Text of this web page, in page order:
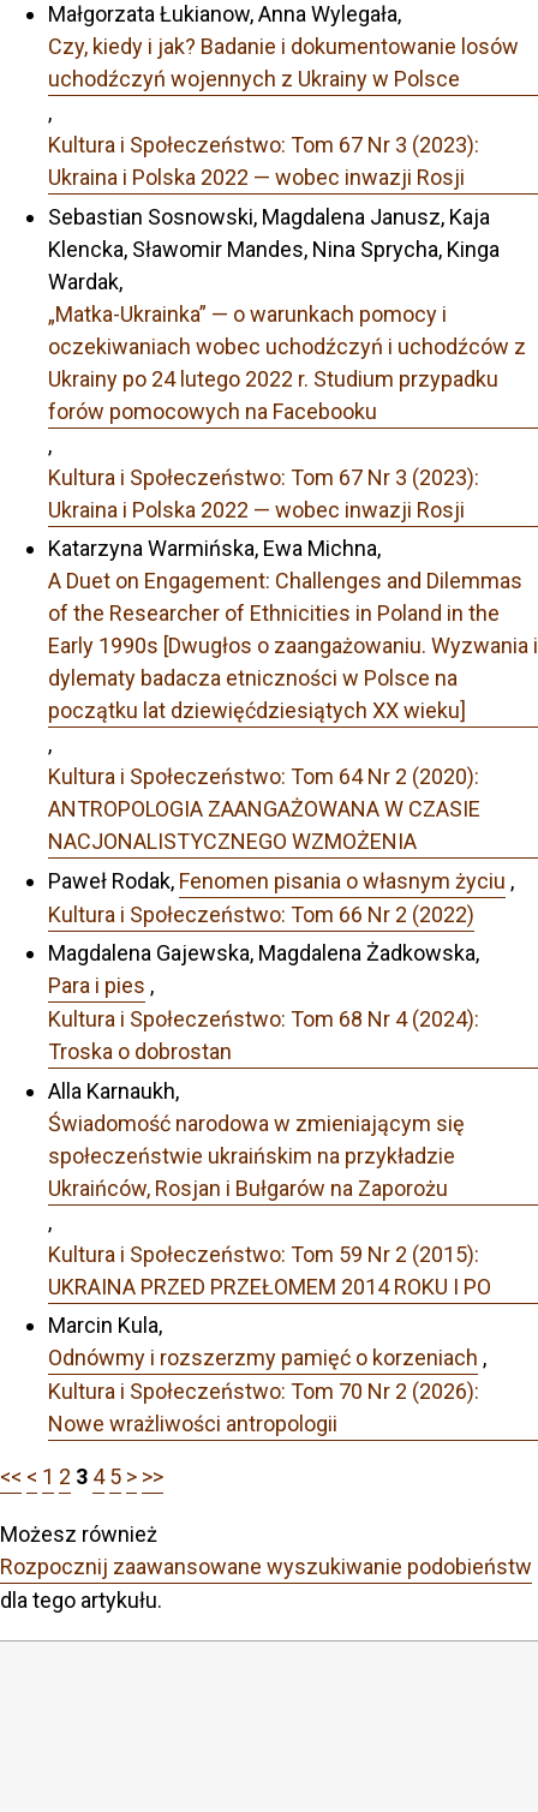
Małgorzata Łukianow, Anna Wylegała,
Czy, kiedy i jak? Badanie i dokumentowanie losów
uchodźczyń wojennych z Ukrainy w Polsce
,
Kultura i Społeczeństwo: Tom 67 Nr 3 (2023):
Ukraina i Polska 2022 — wobec inwazji Rosji
Sebastian Sosnowski, Magdalena Janusz, Kaja
Klencka, Sławomir Mandes, Nina Sprycha, Kinga
Wardak,
„Matka-Ukrainka” — o warunkach pomocy i
oczekiwaniach wobec uchodźczyń i uchodźców z
Ukrainy po 24 lutego 2022 r. Studium przypadku
forów pomocowych na Facebooku
,
Kultura i Społeczeństwo: Tom 67 Nr 3 (2023):
Ukraina i Polska 2022 — wobec inwazji Rosji
Katarzyna Warmińska, Ewa Michna,
A Duet on Engagement: Challenges and Dilemmas
of the Researcher of Ethnicities in Poland in the
Early 1990s [Dwugłos o zaangażowaniu. Wyzwania i
dylematy badacza etniczności w Polsce na
początku lat dziewięćdziesiątych XX wieku]
,
Kultura i Społeczeństwo: Tom 64 Nr 2 (2020):
ANTROPOLOGIA ZAANGAŻOWANA W CZASIE
NACJONALISTYCZNEGO WZMOŻENIA
Paweł Rodak, Fenomen pisania o własnym życiu ,
Kultura i Społeczeństwo: Tom 66 Nr 2 (2022)
Magdalena Gajewska, Magdalena Żadkowska,
Para i pies ,
Kultura i Społeczeństwo: Tom 68 Nr 4 (2024):
Troska o dobrostan
Alla Karnaukh,
Świadomość narodowa w zmieniającym się
społeczeństwie ukraińskim na przykładzie
Ukraińców, Rosjan i Bułgarów na Zaporożu
,
Kultura i Społeczeństwo: Tom 59 Nr 2 (2015):
UKRAINA PRZED PRZEŁOMEM 2014 ROKU I PO
Marcin Kula,
Odnówmy i rozszerzmy pamięć o korzeniach ,
Kultura i Społeczeństwo: Tom 70 Nr 2 (2026):
Nowe wrażliwości antropologii
<< < 1 2 3 4 5 > >>
Możesz również
Rozpocznij zaawansowane wyszukiwanie podobieństw
dla tego artykułu.